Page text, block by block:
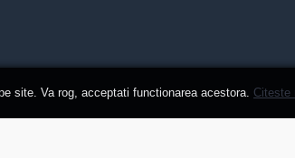
site. Va rog, acceptati functionarea acestora. Citeste